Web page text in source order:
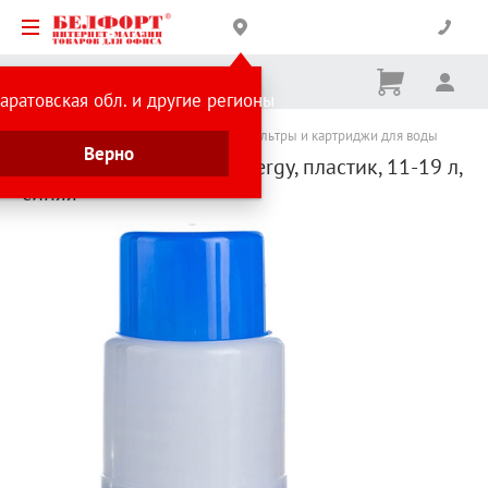
обл. и другие регионы
Верно
Корзина
Ничего
Каталог товаров Бытовая техника Фильтры и картриджи для воды
Помпа механическая Energy, пластик, 11-19 л,
синяя